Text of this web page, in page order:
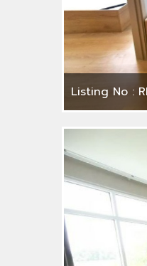
Listing No :